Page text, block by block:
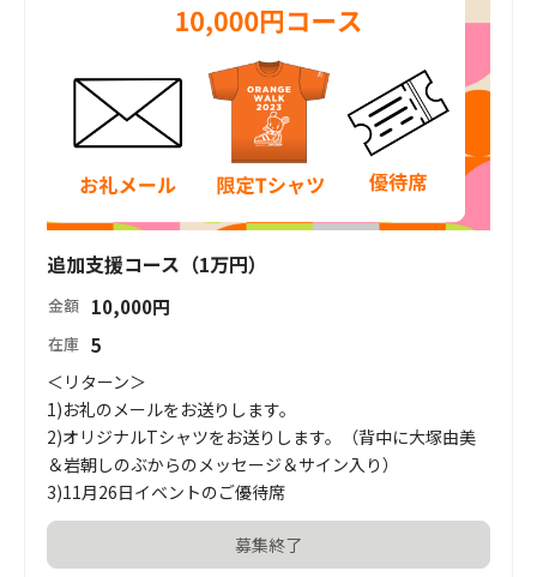
追加支援コース（1万円）
金額 10,000円
在庫 5
＜リターン＞
1)お礼のメールをお送りします。
2)オリジナルTシャツをお送りします。（背中に大塚由美
＆岩朝しのぶからのメッセージ＆サイン入り）
3)11月26日イベントのご優待席
募集終了